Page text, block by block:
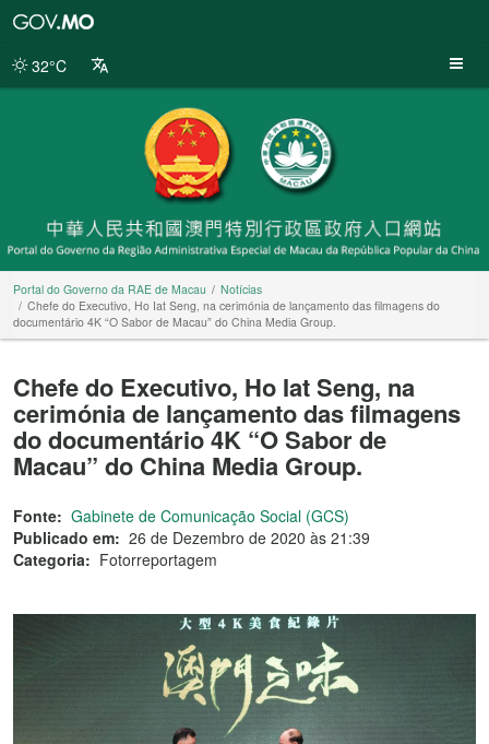
da
32°C
Portal do Governo da RAE de Macau
Notícias
Chefe do Executivo, Ho Iat Seng, na cerimónia de lançamento das filmagens do
documentário 4K “O Sabor de Macau” do China Media Group.
Chefe do Executivo, Ho Iat Seng, na
cerimónia de lançamento das filmagens
do documentário 4K “O Sabor de
Macau” do China Media Group.
Fonte: Gabinete de Comunicação Social (GCS)
Publicado em: 26 de Dezembro de 2020 às 21:39
Categoria: Fotorreportagem